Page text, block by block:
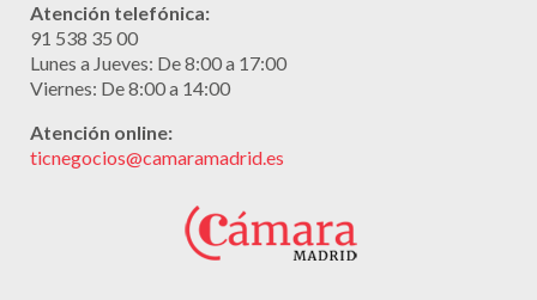
Atención telefónica:
91 538 35 00
Lunes a Jueves: De 8:00 a 17:00
Viernes: De 8:00 a 14:00
Atención online:
ticnegocios@camaramadrid.es